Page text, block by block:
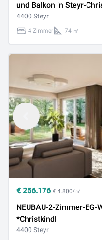
und Balkon in Steyr-
4400 Steyr
4 Zimmer 74 ㎡
€ 256.176 € 4.800/㎡
NEUBAU-2-Zimmer-
*Christkindl
4400 Steyr